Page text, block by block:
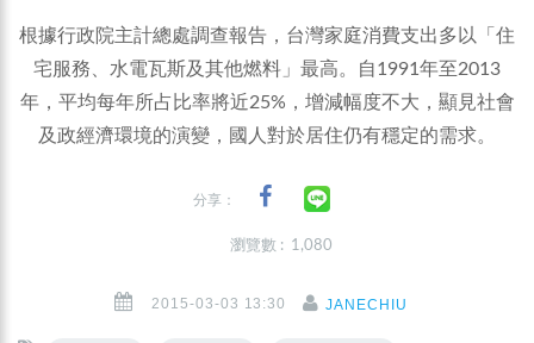
根據行政院主計總處調查報告，台灣家庭消費支出多以「住
宅服務、水電瓦斯及其他燃料」最高。自1991年至2013
年，平均每年所占比率將近25%，增減幅度不大，顯見社會
及政經濟環境的演變，國人對於居住仍有穩定的需求。
分享：
瀏覽數 : 1,080
2015-03-03 13:30 JANECHIU